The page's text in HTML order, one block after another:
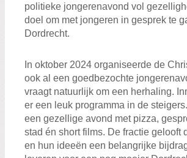
politieke jongerenavond vol
doel om met jongeren in gesprek te
Dordrecht.
In oktober 2024 organiseerde de
ook al een goedbezochte
vraagt natuurlijk om een herhaling.
er een leuk programma in de
een gezellige avond met pizza,
stad én short films. De fractie gelooft
en hun ideeën een belangrijke